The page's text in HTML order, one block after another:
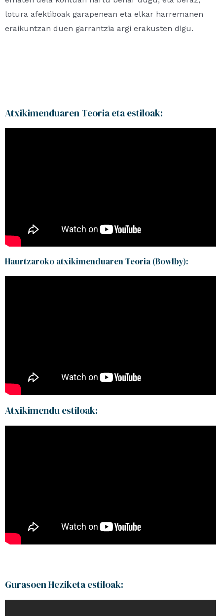
lotura afektiboak garapenean eta elkar harremanen
eraikuntzan duen garrantzia argi erakusten digu.
Atxikimenduaren Teoria eta estiloak:
Haurtzaroko atxikimenduaren Teoria (Bowlby):
Atxikimendu estiloak:
Gurasoen Heziketa estiloak: